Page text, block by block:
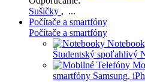
Sušičky , ...
Počítače a smartfóny
Počítače a smartfóny
Študentský spoľahlivý
smartfóny Samsung,